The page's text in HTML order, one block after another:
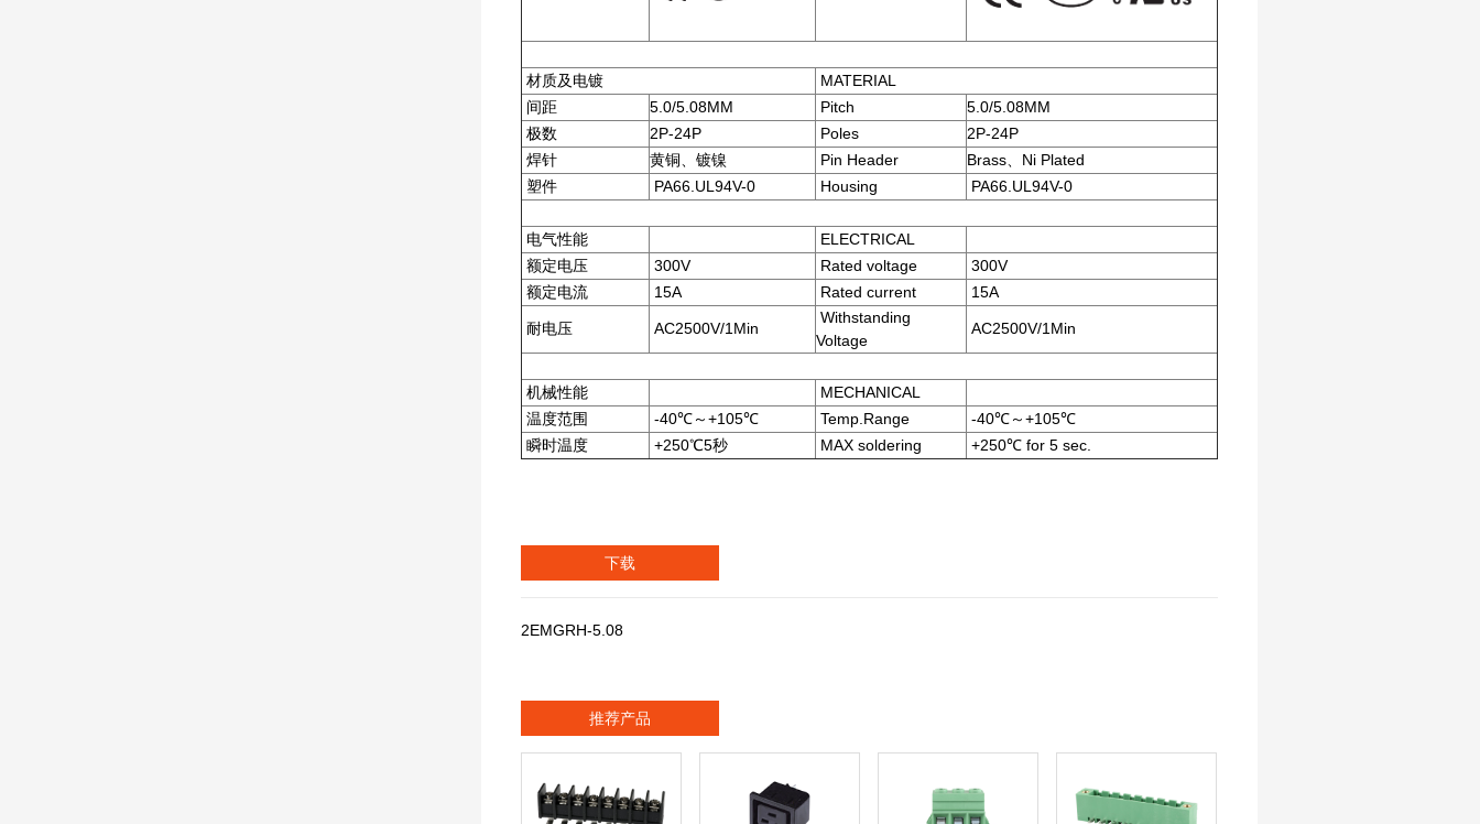
材质及电镀
MATERIAL
间距
5.0/5.08MM Pitch
5.0/5.08MM
极数
2P-24P Poles
2P-24P
焊针
黄铜、镀镍 Pin Header
Brass、Ni Plated
塑件
PA66.UL94V-0 Housing PA66.UL94V-0
电气性能
ELECTRICAL
额定电压
300V Rated voltage
300V
额定电流
15A Rated current 15A
耐电压 AC2500V/1Min
Withstanding
Voltage
AC2500V/1Min
机械性能
MECHANICAL
温度范围
-40℃～+105℃ Temp.Range
-40℃～+105℃
瞬时温度
+250℃5秒 MAX soldering +250℃ for 5 sec.
下载
2EMGRH-5.08
推荐产品